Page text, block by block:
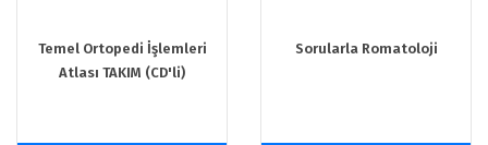
Temel Ortopedi İşlemleri
Atlası TAKIM (CD'li)
Sorularla Romatoloji